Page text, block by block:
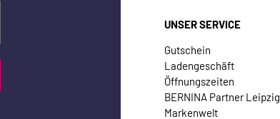
UNSER SERVICE
Gutschein
Ladengeschäft
Öffnungszeiten
BERNINA Partner Leipzig
Markenwelt